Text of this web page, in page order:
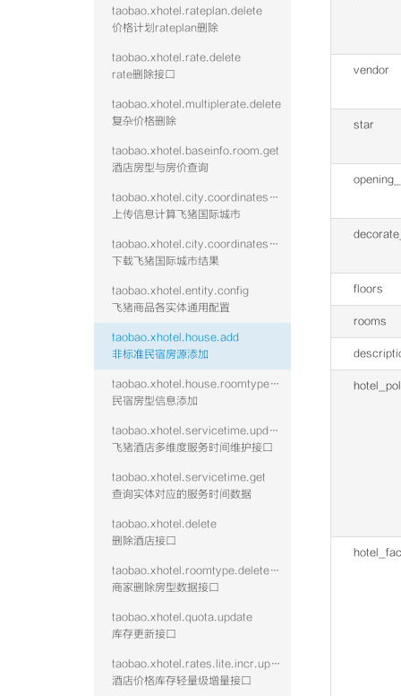
taobao.xhotel.rateplan.delete
价格计划rateplan删除
taobao.xhotel.rate.delete
rate删除接口
taobao.xhotel.multiplerate.delete
复杂价格删除
taobao.xhotel.baseinfo.room.get
酒店房型与房价查询
taobao.xhotel.city.coordinates.batch.upload
上传信息计算飞猪国际城市
taobao.xhotel.city.coordinates.batch.download
下载飞猪国际城市结果
taobao.xhotel.entity.config
飞猪商品各实体通用配置
taobao.xhotel.house.add
非标准民宿房源添加
taobao.xhotel.house.roomtype.add
民宿房型信息添加
taobao.xhotel.servicetime.update
飞猪酒店多维度服务时间维护接口
taobao.xhotel.servicetime.get
查询实体对应的服务时间数据
taobao.xhotel.delete
删除酒店接口
taobao.xhotel.roomtype.delete.public
商家删除房型数据接口
taobao.xhotel.quota.update
库存更新接口
taobao.xhotel.rates.lite.incr.update
酒店价格库存轻量级增量接口
vendor
star
floors
rooms